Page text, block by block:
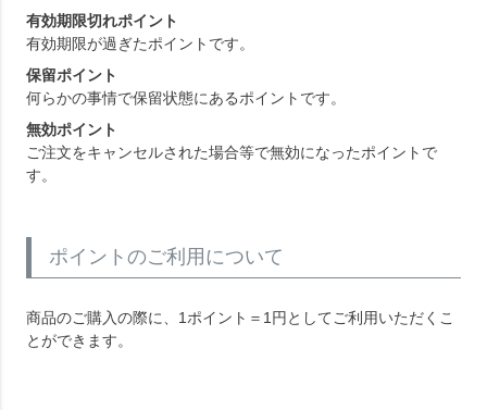
有効期限切れポイント
有効期限が過ぎたポイントです。
保留ポイント
何らかの事情で保留状態にあるポイントです。
無効ポイント
ご注文をキャンセルされた場合等で無効になったポイントで
す。
ポイントのご利用について
商品のご購入の際に、1ポイント＝1円としてご利用いただくこ
とができます。